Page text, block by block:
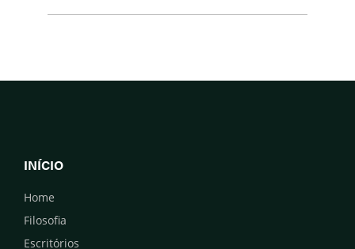
INÍCIO
Home
Filosofia
Escritórios